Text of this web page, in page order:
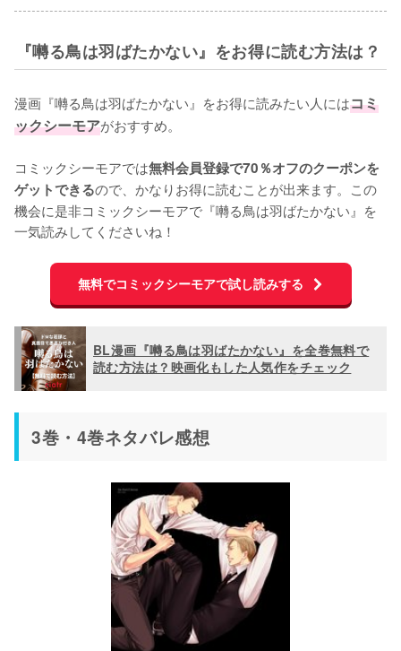
『囀る鳥は羽ばたかない』をお得に読む方法は？
漫画『囀る鳥は羽ばたかない』をお得に読みたい人にはコミ
ックシーモアがおすすめ。
コミックシーモアでは無料会員登録で70％オフのクーポンを
ゲットできるので、かなりお得に読むことが出来ます。この
機会に是非コミックシーモアで『囀る鳥は羽ばたかない』を
一気読みしてくださいね！
無料でコミックシーモアで試し読みする
BL漫画『囀る鳥は羽ばたかない』を全巻無料で
読む方法は？映画化もした人気作をチェック
3巻・4巻ネタバレ感想